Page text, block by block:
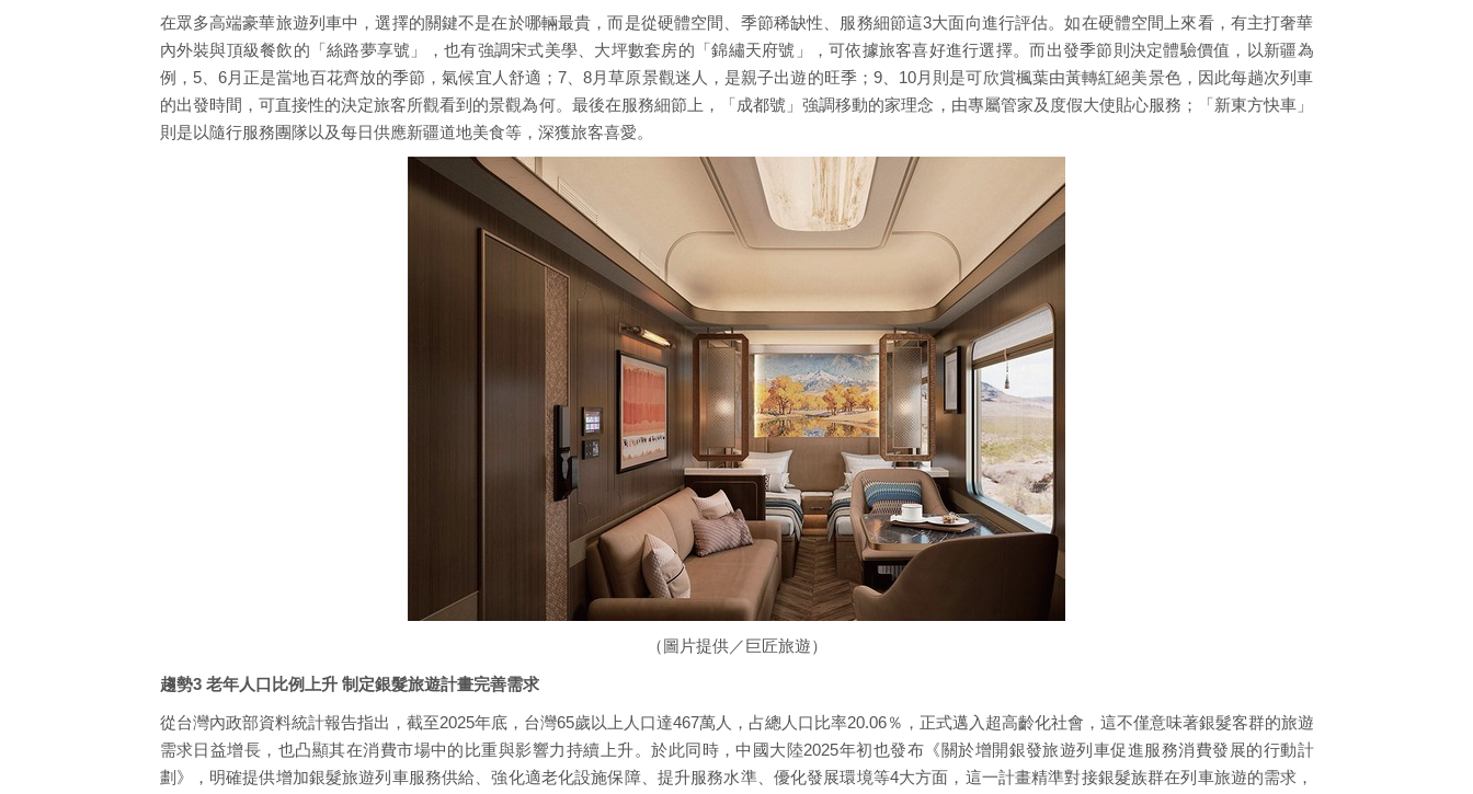
在眾多高端豪華旅遊列車中，選擇的關鍵不是在於哪輛最貴，而是從硬體空間、季節稀缺性、服務細節這3大面向進行評估。如在硬體空間上來看，有主打奢華
內外裝與頂級餐飲的「絲路夢享號」，也有強調宋式美學、大坪數套房的「錦繡天府號」，可依據旅客喜好進行選擇。而出發季節則決定體驗價值，以新疆為
例，5、6月正是當地百花齊放的季節，氣候宜人舒適；7、8月草原景觀迷人，是親子出遊的旺季；9、10月則是可欣賞楓葉由黃轉紅絕美景色，因此每趟次列車
的出發時間，可直接性的決定旅客所觀看到的景觀為何。最後在服務細節上，「成都號」強調移動的家理念，由專屬管家及度假大使貼心服務；「新東方快車」
則是以隨行服務團隊以及每日供應新疆道地美食等，深獲旅客喜愛。
（圖片提供／巨匠旅遊）
趨勢3 老年人口比例上升 制定銀髮旅遊計畫完善需求
從台灣內政部資料統計報告指出，截至2025年底，台灣65歲以上人口達467萬人，占總人口比率20.06％，正式邁入超高齡化社會，這不僅意味著銀髮客群的旅遊
需求日益增長，也凸顯其在消費市場中的比重與影響力持續上升。於此同時，中國大陸2025年初也發布《關於增開銀發旅遊列車促進服務消費發展的行動計
劃》，明確提供增加銀髮旅遊列車服務供給、強化適老化設施保障、提升服務水準、優化發展環境等4大方面，這一計畫精準對接銀髮族群在列車旅遊的需求，